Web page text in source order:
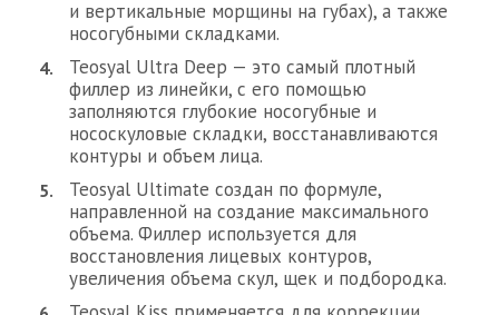
и вертикальные морщины на губах), а также
носогубными складками.
Teosyal Ultra Deep — это самый плотный
филлер из линейки, с его помощью
заполняются глубокие носогубные и
нососкуловые складки, восстанавливаются
контуры и объем лица.
Teosyal Ultimate создан по формуле,
направленной на создание максимального
объема. Филлер используется для
восстановления лицевых контуров,
увеличения объема скул, щек и подбородка.